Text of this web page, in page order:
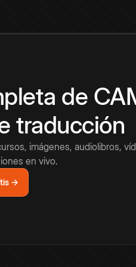
de
traducción
imágenes, audiolibros,
en vivo.
→